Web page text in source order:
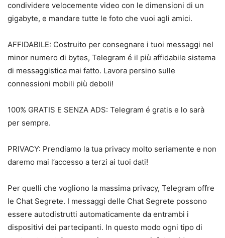
condividere velocemente video con le dimensioni di un
gigabyte, e mandare tutte le foto che vuoi agli amici.
AFFIDABILE: Costruito per consegnare i tuoi messaggi nel
minor numero di bytes, Telegram é il più affidabile sistema
di messaggistica mai fatto. Lavora persino sulle
connessioni mobili più deboli!
100% GRATIS E SENZA ADS: Telegram é gratis e lo sarà
per sempre.
PRIVACY: Prendiamo la tua privacy molto seriamente e non
daremo mai l’accesso a terzi ai tuoi dati!
Per quelli che vogliono la massima privacy, Telegram offre
le Chat Segrete. I messaggi delle Chat Segrete possono
essere autodistrutti automaticamente da entrambi i
dispositivi dei partecipanti. In questo modo ogni tipo di